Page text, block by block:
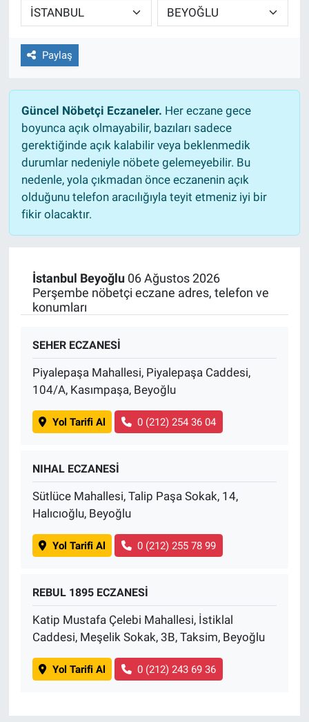
Paylaş
Güncel Nöbetçi Eczaneler. Her eczane gece
boyunca açık olmayabilir, bazıları sadece
gerektiğinde açık kalabilir veya beklenmedik
durumlar nedeniyle nöbete gelemeyebilir. Bu
nedenle, yola çıkmadan önce eczanenin açık
olduğunu telefon aracılığıyla teyit etmeniz iyi bir
fikir olacaktır.
İstanbul Beyoğlu06 Ağustos 2026
Perşembe nöbetçi eczane adres, telefon ve
konumları
SEHER ECZANESİ
Piyalepaşa Mahallesi, Piyalepaşa Caddesi,
104/A, Kasımpaşa, Beyoğlu
Yol Tarifi Al 0 (212) 254 36 04
NIHAL ECZANESİ
Sütlüce Mahallesi, Talip Paşa Sokak, 14,
Halıcıoğlu, Beyoğlu
Yol Tarifi Al 0 (212) 255 78 99
REBUL 1895 ECZANESİ
Katip Mustafa Çelebi Mahallesi, İstiklal
Caddesi, Meşelik Sokak, 3B, Taksim, Beyoğlu
Yol Tarifi Al 0 (212) 243 69 36
EĞİTİM
ÖZEL HABER
SAĞLIK
SPOR
TEKNOLOJİ